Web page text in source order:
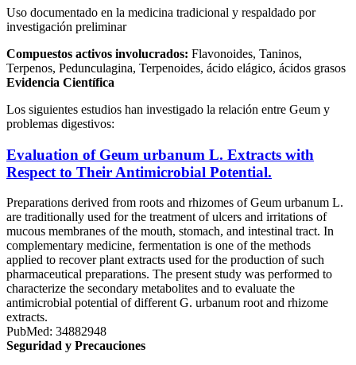
Uso documentado en la medicina tradicional y respaldado por
investigación preliminar
Compuestos activos involucrados: Flavonoides, Taninos,
Terpenos, Pedunculagina, Terpenoides, ácido elágico, ácidos grasos
Evidencia Científica
Los siguientes estudios han investigado la relación entre Geum y
problemas digestivos:
Evaluation of Geum urbanum L. Extracts with
Respect to Their Antimicrobial Potential.
Preparations derived from roots and rhizomes of Geum urbanum L.
are traditionally used for the treatment of ulcers and irritations of
mucous membranes of the mouth, stomach, and intestinal tract. In
complementary medicine, fermentation is one of the methods
applied to recover plant extracts used for the production of such
pharmaceutical preparations. The present study was performed to
characterize the secondary metabolites and to evaluate the
antimicrobial potential of different G. urbanum root and rhizome
extracts.
PubMed: 34882948
Seguridad y Precauciones